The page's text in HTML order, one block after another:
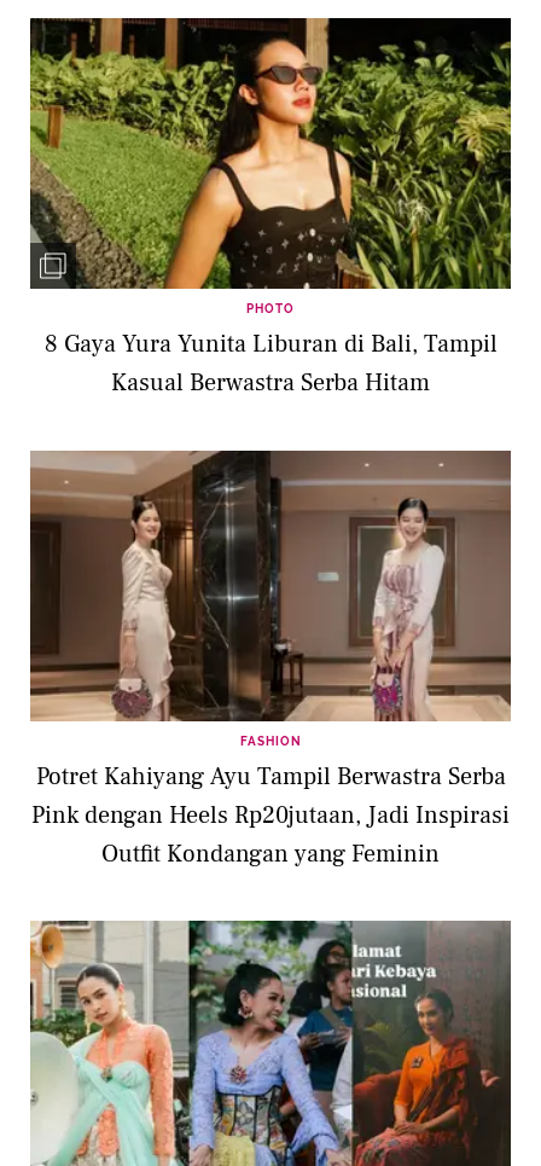
PHOTO
8 Gaya Yura Yunita Liburan di Bali, Tampil
Kasual Berwastra Serba Hitam
FASHION
Potret Kahiyang Ayu Tampil Berwastra Serba
Pink dengan Heels Rp20jutaan, Jadi Inspirasi
Outfit Kondangan yang Feminin